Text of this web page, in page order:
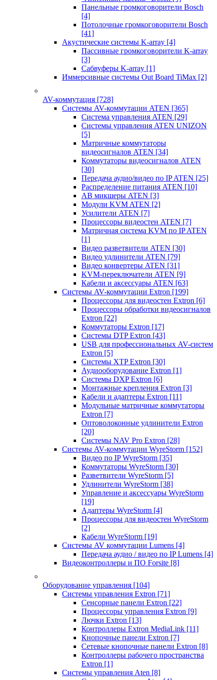
Панельные громкоговорители Bosch
[4]
Потолочные громкоговорители Bosch
[41]
Акустические системы K-array [4]
Пассивные громкоговорители K-array
[3]
Сабвуферы K-array [1]
Иммерсивные системы Out Board TiMax [2]
AV-коммутация [728]
Системы AV-коммутации ATEN [365]
Система управления ATEN [29]
Системы управления ATEN UNIZON
[5]
Матричные коммутаторы
видеосигналов ATEN [34]
Коммутаторы видеосигналов ATEN
[30]
Передача аудио/видео по IP ATEN [25]
Распределение питания ATEN [10]
АВ микшеры ATEN [3]
Модули KVM ATEN [2]
Усилители ATEN [7]
Процессоры видеостен ATEN [7]
Матричная система KVM по IP ATEN
[1]
Видео разветвители ATEN [30]
Видео удлинители ATEN [79]
Видео конвертеры ATEN [31]
KVM-переключатели ATEN [9]
Кабели и аксессуары ATEN [63]
Системы AV-коммутации Extron [199]
Процессоры для видеостен Extron [6]
Процессоры обработки видеосигналов
Extron [22]
Коммутаторы Extron [17]
Системы DTP Extron [43]
USB для профессиональных AV-систем
Extron [5]
Системы XTP Extron [30]
Аудиооборудование Extron [1]
Системы DXP Extron [6]
Монтажные крепления Extron [3]
Кабели и адаптеры Extron [11]
Модульные матричные коммутаторы
Extron [7]
Оптоволоконные удлинители Extron
[20]
Системы NAV Pro Extron [28]
Системы AV-коммутации WyreStorm [152]
Видео по IP WyreStorm [35]
Коммутаторы WyreStorm [30]
Разветвители WyreStorm [5]
Удлинители WyreStorm [38]
Управление и аксессуары WyreStorm
[19]
Адаптеры WyreStorm [4]
Процессоры для видеостен WyreStorm
[2]
Кабели WyreStorm [19]
Системы AV коммутации Lumens [4]
Передача аудио / видео по IP Lumens [4]
Видеоконтроллеры и ПО Forsite [8]
Оборудование управления [104]
Системы управления Extron [71]
Сенсорные панели Extron [22]
Процессоры управления Extron [9]
Лючки Extron [13]
Контроллеры Extron MediaLink [11]
Кнопочные панели Extron [7]
Сетевые кнопочные панели Extron [8]
Контроллеры рабочего пространства
Extron [1]
Системы управления Aten [8]